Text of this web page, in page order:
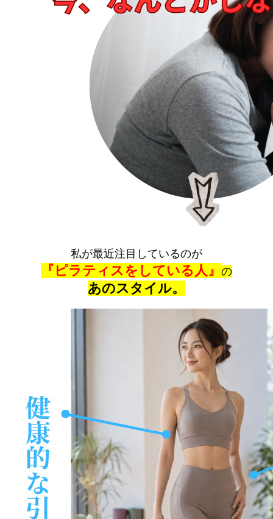
私が最近注目しているのが
『ピラティスをしている人』 の
あのスタイル。